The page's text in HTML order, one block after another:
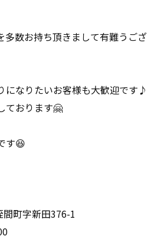
多数お持ち頂きまして有難うござ
になりたいお客様も大歓迎です♪
ております🤗
す😆
町字新田376-1